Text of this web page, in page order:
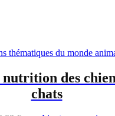
thématiques du monde
des
chats